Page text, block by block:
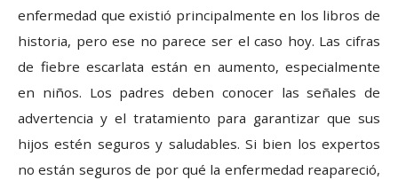
enfermedad que existió principalmente en los libros de
historia, pero ese no parece ser el caso hoy. Las cifras
de fiebre escarlata están en aumento, especialmente
en niños. Los padres deben conocer las señales de
advertencia y el tratamiento para garantizar que sus
hijos estén seguros y saludables. Si bien los expertos
no están seguros de por qué la enfermedad reapareció,